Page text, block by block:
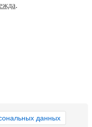
.
данных